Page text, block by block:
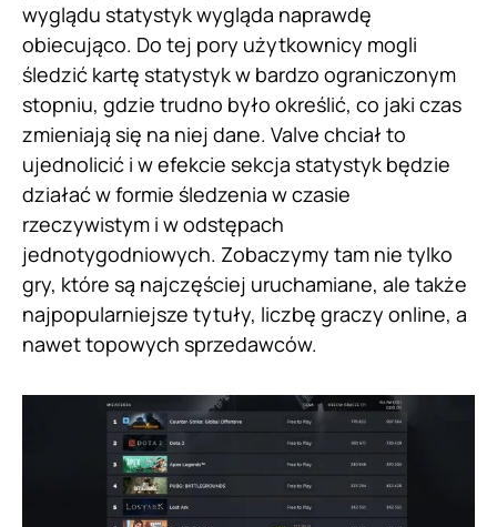
wyglądu statystyk wygląda naprawdę
obiecująco. Do tej pory użytkownicy mogli
śledzić kartę statystyk w bardzo ograniczonym
stopniu, gdzie trudno było określić, co jaki czas
zmieniają się na niej dane. Valve chciał to
ujednolicić i w efekcie sekcja statystyk będzie
działać w formie śledzenia w czasie
rzeczywistym i w odstępach
jednotygodniowych. Zobaczymy tam nie tylko
gry, które są najczęściej uruchamiane, ale także
najpopularniejsze tytuły, liczbę graczy online, a
nawet topowych sprzedawców.